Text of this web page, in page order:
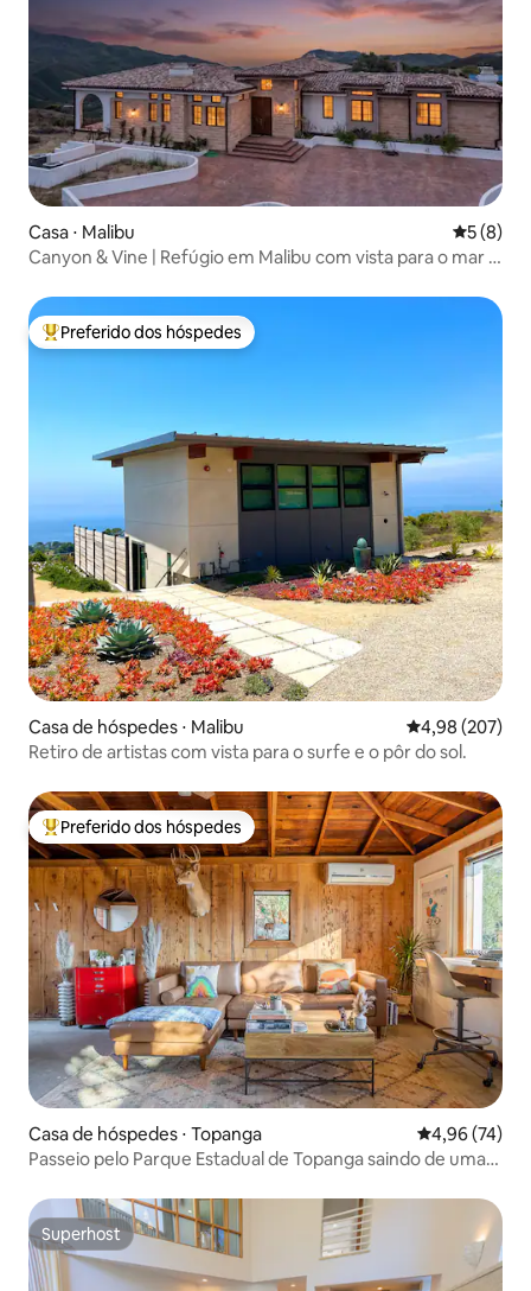
Casa ⋅ Malibu 5 de
5 (8)
Canyon & Vine | Refúgio em Malibu com vista para o mar e
Entre os melhores preferidos dos hóspedes
Preferido dos hóspedes
Casa de hóspedes ⋅ Malibu 4,98 de uma
4,98 (207)
Retiro de artistas com vista para o surfe e o pôr do sol.
Entre os melhores preferidos dos hóspedes
Preferido dos hóspedes
Casa de hóspedes ⋅ Topanga 4,96 de uma
4,96 (74)
Passeio pelo Parque Estadual de Topanga saindo de uma
Superhost
Superhost